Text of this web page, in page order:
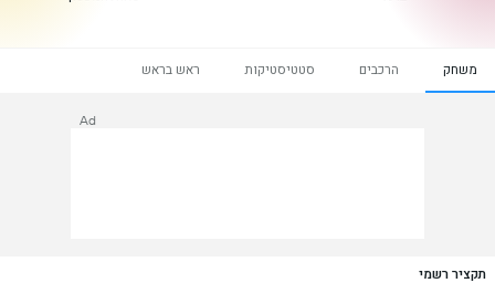
משחק הרכבים סטטיסטיקות ראש בראש
Ad
תקציר רשמי